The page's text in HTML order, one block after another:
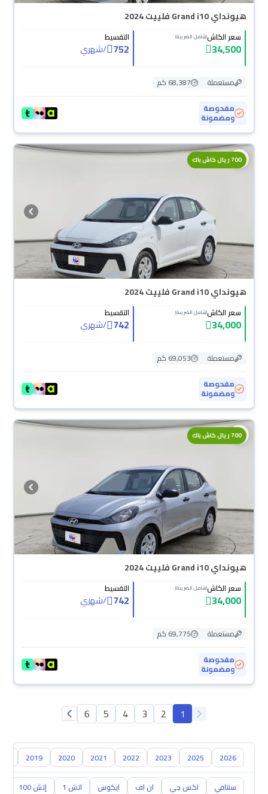
هيونداي Grand i10 فلييت 2024
سعر الكاش(شامل الضريبة)
34,500
التقسيط
752
/شهري
مستعملة
68,387 كم
مفحوصة
ومضمونة
700 ريال كاش باك
هيونداي Grand i10 فلييت 2024
سعر الكاش(شامل الضريبة)
34,000
التقسيط
742
/شهري
مستعملة
69,053 كم
مفحوصة
ومضمونة
700 ريال كاش باك
هيونداي Grand i10 فلييت 2024
سعر الكاش(شامل الضريبة)
34,000
التقسيط
742
/شهري
مستعملة
69,775 كم
مفحوصة
ومضمونة
1
2
3
4
5
6
2026
2025
2023
2022
2021
2020
2019
سنتافي اكس جي ان اف ايكوس اتش 1 إتش 100